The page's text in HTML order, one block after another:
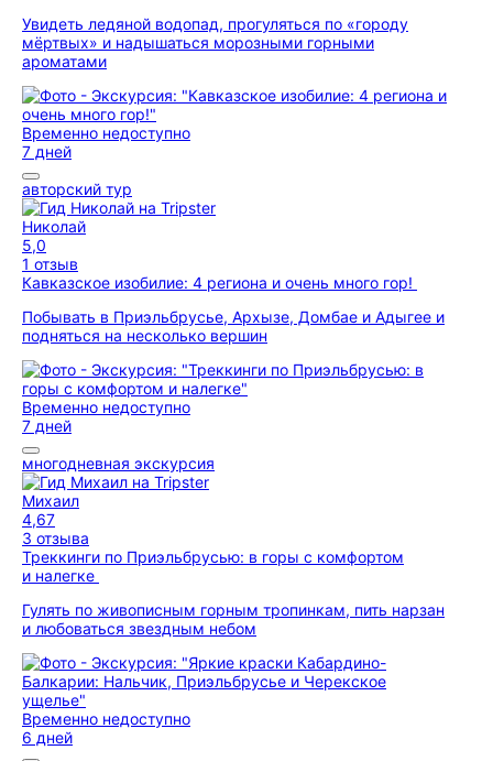
Увидеть ледяной водопад, прогуляться по «городу
мёртвых» и надышаться морозными горными
ароматами
Временно недоступно
7 дней
авторский тур
Николай
5,0
1 отзыв
Кавказское изобилие: 4 региона и очень много гор!
Побывать в Приэльбрусье, Архызе, Домбае и Адыгее и
подняться на несколько вершин
Временно недоступно
7 дней
многодневная экскурсия
Михаил
4,67
3 отзыва
Треккинги по Приэльбрусью: в горы с комфортом
и налегке
Гулять по живописным горным тропинкам, пить нарзан
и любоваться звездным небом
Временно недоступно
6 дней